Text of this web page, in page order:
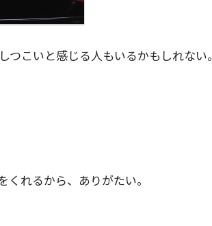
こいと感じる人もいるかもしれない。
れるから、ありがたい。